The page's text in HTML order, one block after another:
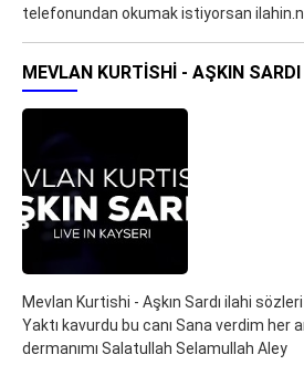
telefonundan okumak istiyorsan
MEVLAN KURTISHI - AŞKIN SARDI
Mevlan Kurtishi - Aşkın Sardı ilahi sözleri
Yaktı kavurdu bu canı Sana verdim her
dermanımı Salatullah Selamullah Aley